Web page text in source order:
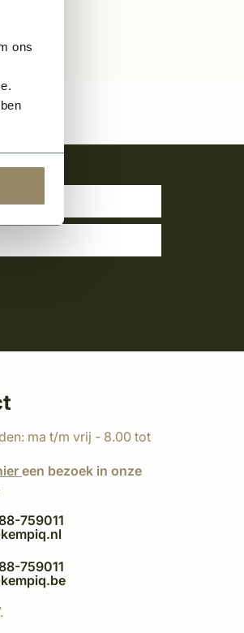
ons
ma t/m vrij - 8.00 tot
een bezoek in onze
759011
759011